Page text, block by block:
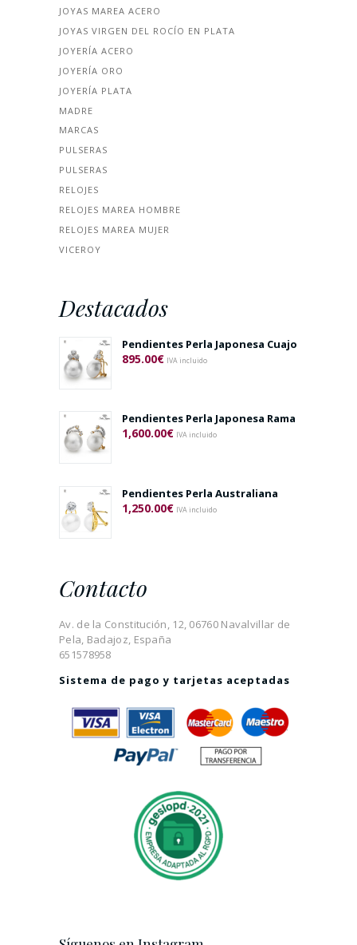
JOYAS MAREA ACERO
JOYAS VIRGEN DEL ROCÍO EN PLATA
JOYERÍA ACERO
JOYERÍA ORO
JOYERÍA PLATA
MADRE
MARCAS
PULSERAS
PULSERAS
RELOJES
RELOJES MAREA HOMBRE
RELOJES MAREA MUJER
VICEROY
Destacados
Pendientes Perla Japonesa Cuajo
895.00€ IVA incluido
Pendientes Perla Japonesa Rama
1,600.00€ IVA incluido
Pendientes Perla Australiana
1,250.00€ IVA incluido
Contacto
Av. de la Constitución, 12, 06760 Navalvillar de
Pela, Badajoz, España
651578958
Sistema de pago y tarjetas aceptadas